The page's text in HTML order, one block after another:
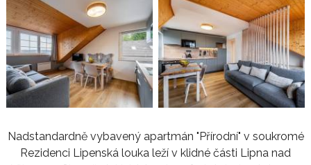
Nadstandardně vybavený apartmán "Přírodní" v soukromé
Rezidenci Lipenská louka leží v klidné části Lipna nad